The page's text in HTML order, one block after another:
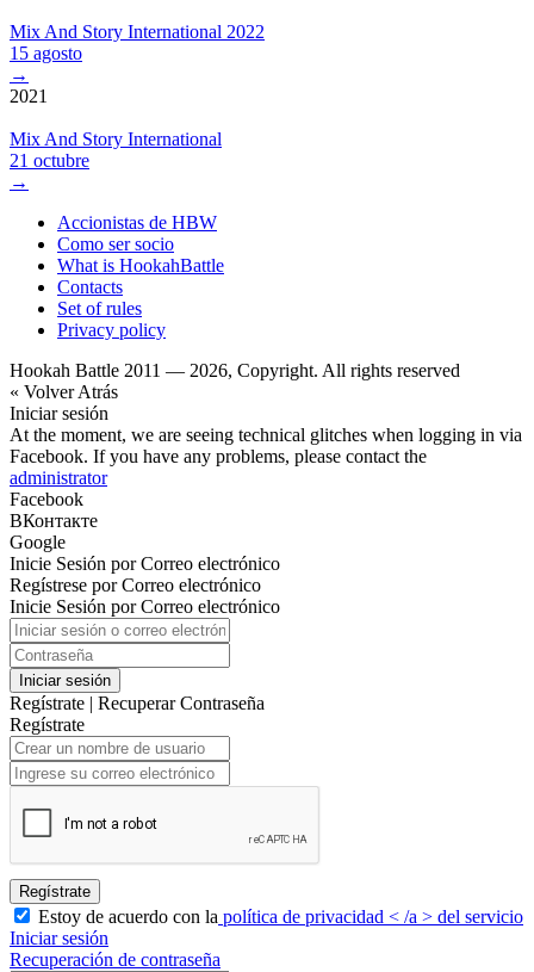
Mix And Story International 2022
15 agosto
→
2021
Mix And Story International
21 octubre
→
Accionistas de HBW
Como ser socio
What is HookahBattle
Contacts
Set of rules
Privacy policy
Hookah Battle 2011 — 2026, Copyright. All rights reserved
« Volver Atrás
Iniciar sesión
At the moment, we are seeing technical glitches when logging in via
Facebook. If you have any problems, please contact the
administrator
Facebook
ВКонтакте
Google
Inicie Sesión por Correo electrónico
Regístrese por Correo electrónico
Inicie Sesión por Correo electrónico
Iniciar sesión
Regístrate | Recuperar Contraseña
Regístrate
Regístrate
Estoy de acuerdo con la política de privacidad < /a > del servicio
Iniciar sesión
Recuperación de contraseña